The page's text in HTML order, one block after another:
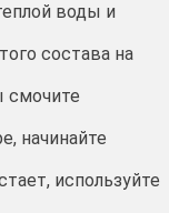
воды и
состава на
смочите
начинайте
используйте